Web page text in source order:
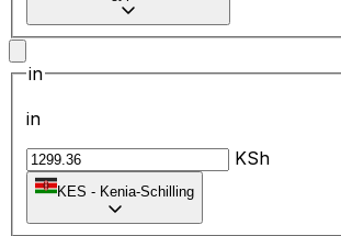
in
in
KSh
KES - Kenia-Schilling